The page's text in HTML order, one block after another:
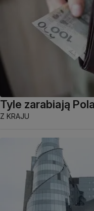
Tyle zarabiają
Z KRAJU